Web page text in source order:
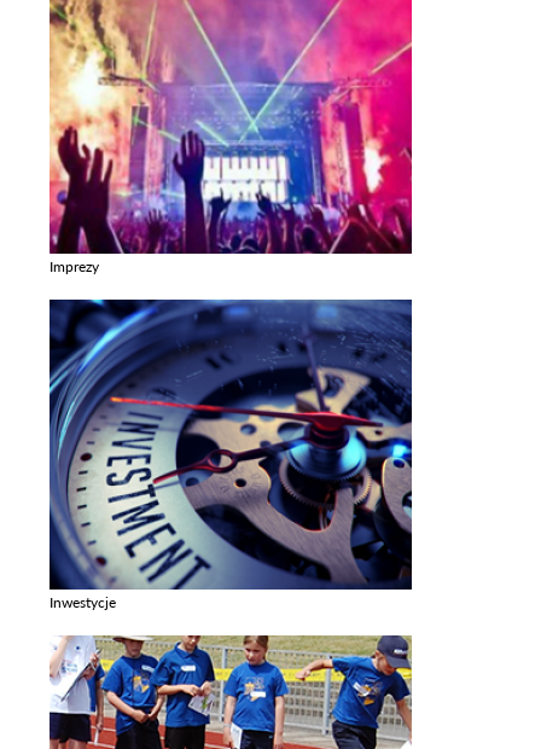
Imprezy
Inwestycje